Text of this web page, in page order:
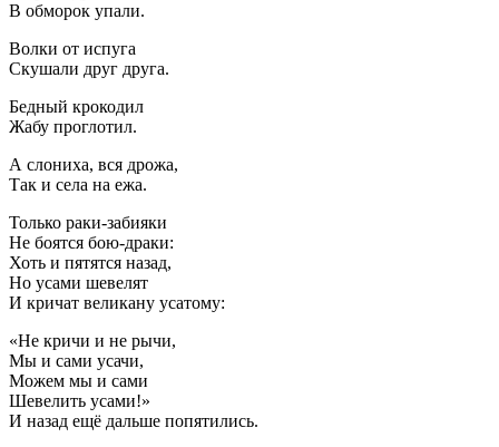
В обморок упали.
Волки от испуга
Скушали друг друга.
Бедный крокодил
Жабу проглотил.
А слониха, вся дрожа,
Так и села на ежа.
Только раки-забияки
Не боятся бою-драки:
Хоть и пятятся назад,
Но усами шевелят
И кричат великану усатому:
«Не кричи и не рычи,
Мы и сами усачи,
Можем мы и сами
Шевелить усами!»
И назад ещё дальше попятились.